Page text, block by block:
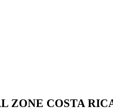
ZONE COSTA